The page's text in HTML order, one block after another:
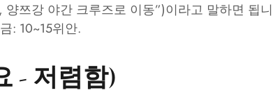
쯔강 야간 크루즈로 이동”)이라고 말하면 됩니
: 10~15위안.
- 저렴함)